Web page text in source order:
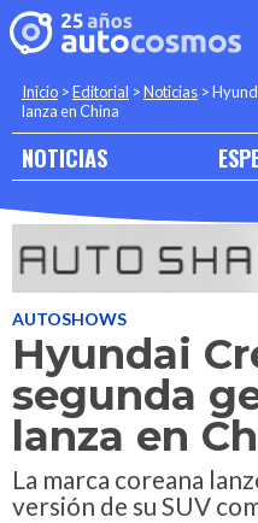
Inicio >Editorial >Noticias >
lanza en China
NOTICIAS
AUTOSHOWS
Hyundai
segunda
lanza en
La marca coreana
versión de su SUV